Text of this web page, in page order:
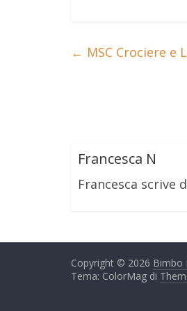
← MSC Crociere e
Francesca N
Francesca scrive
Copyright © 2026 Bimbo
Tema: ColorMag di